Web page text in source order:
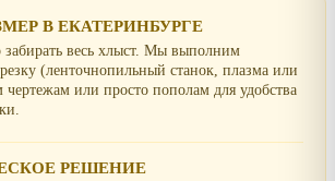
В ЕКАТЕРИНБУРГЕ
забирать весь хлыст. Мы выполним
(ленточнопильный станок, плазма или
или просто пополам для удобства
РЕШЕНИЕ